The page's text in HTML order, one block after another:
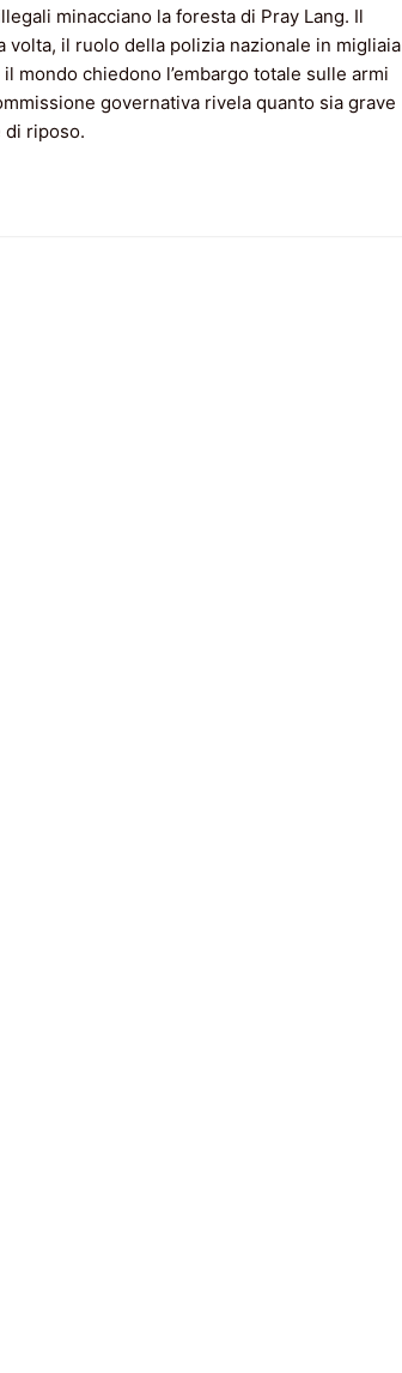
minacciano la foresta di Pray Lang. Il
il ruolo della polizia nazionale in migliaia
mondo chiedono l’embargo totale sulle armi
governativa rivela quanto sia grave
di riposo.